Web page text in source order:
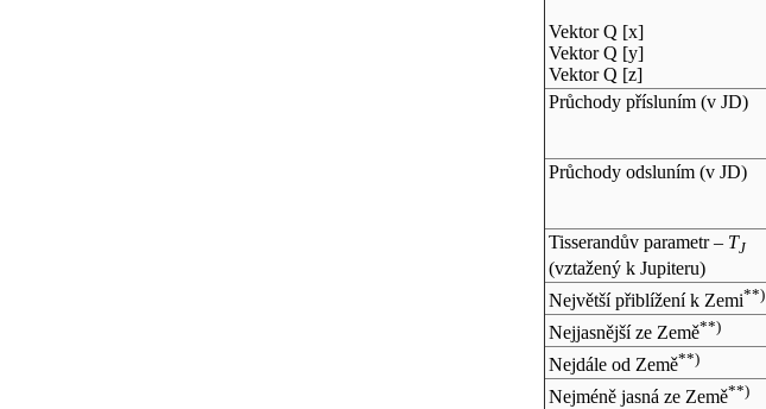
Vektor Q [x]
Vektor Q [y]
Vektor Q [z]
Průchody přísluním (v JD)
Průchody odsluním (v JD)
Tisserandův parametr – TJ
(vztažený k Jupiteru)
Největší přiblížení k Zemi**)
Nejjasnější ze Země**)
Nejdále od Země**)
Nejméně jasná ze Země**)